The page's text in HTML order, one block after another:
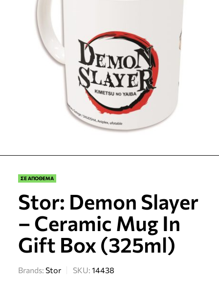
ΣΕ ΑΠΟΘΕΜΑ
Stor: Demon Slayer
– Ceramic Mug In
Gift Box (325ml)
Brands:Stor SKU:14438